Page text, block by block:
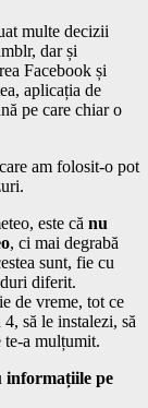
multe decizii
dar și
Facebook și
aplicația de
pe care chiar o
am folosit-o pot
este că nu
, ci mai degrabă
sunt, fie cu
diferit.
de vreme, tot ce
să le instalezi, să
te-a mulțumit.
informațiile pe